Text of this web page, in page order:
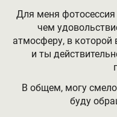
Для меня фотосессия
чем
атмосферу, в которой
и ты
В общем, могу
буду